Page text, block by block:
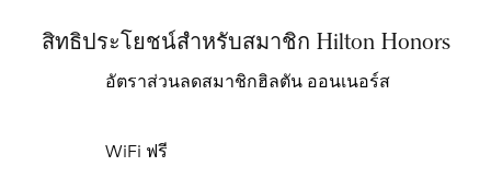
สิทธิประโยชน์สำหรับสมาชิก Hilton Honors
อัตราส่วนลดสมาชิกฮิลตัน ออนเนอร์ส
WiFi ฟรี